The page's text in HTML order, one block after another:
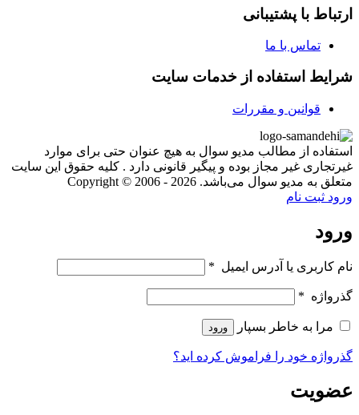
ارتباط با پشتیبانی
تماس با ما
شرایط استفاده از خدمات سایت
قوانین و مقررات
استفاده از مطالب مدیو سوال به هیچ عنوان حتی برای موارد
غیرتجاری غیر مجاز بوده و پیگیر قانونی دارد . کلیه حقوق این سایت
متعلق به مدیو سوال می‌باشد. Copyright © 2006 - 2026
ورود ثبت نام
ورود
نام کاربری یا آدرس ایمیل *
گذرواژه *
مرا به خاطر بسپار ورود
گذرواژه خود را فراموش کرده اید؟
عضویت